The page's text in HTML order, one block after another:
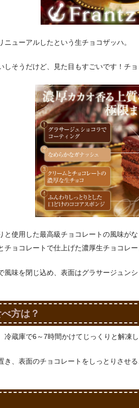
ニューアルしたという生チョコザッハ。
しそうだけど、見た目もすごいです！チョ
と使用した最高級チョコレートの風味が
チョコレートで仕上げた濃厚生チョコレー
風味を閉じ込め、表面はグラサージュン
方は？
冷蔵庫で6～7時間かけてじっくりと解凍し
き、表面のチョコレートをしっとりさせ